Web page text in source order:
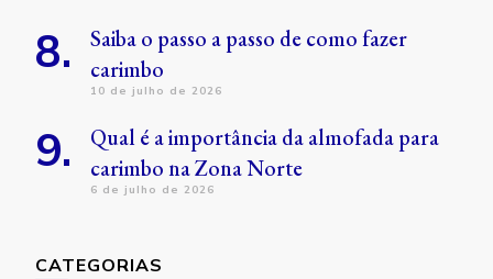
Saiba o passo a passo de como fazer
carimbo
10 de julho de 2026
Qual é a importância da almofada para
carimbo na Zona Norte
6 de julho de 2026
CATEGORIAS